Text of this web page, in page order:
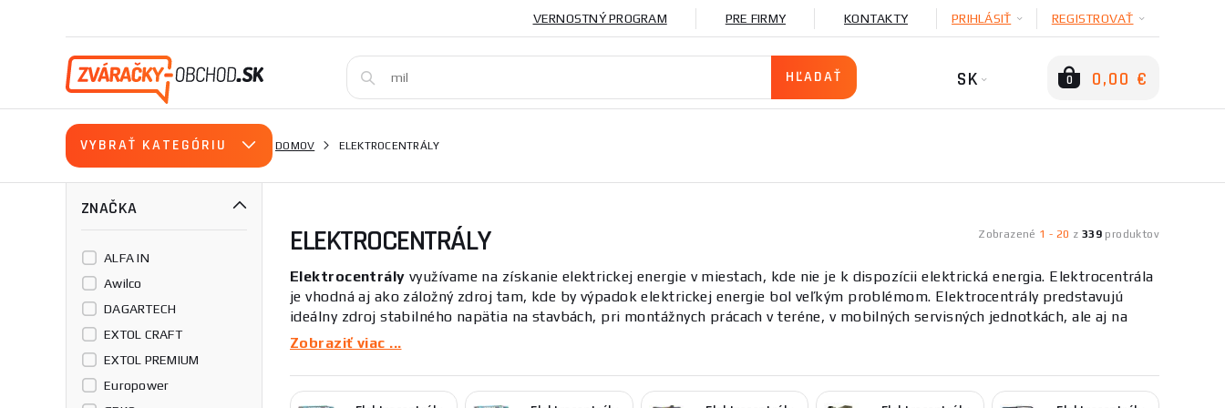
VERNOSTNÝ PROGRAM PRE FIRMY KONTAKTY PRIHLÁSIŤ REGISTROVAŤ
SK 0 0,00 €
VYBRAŤ KATEGÓRIU DOMOV ELEKTROCENTRÁLY
ZNAČKA
ALFA IN
Awilco
DAGARTECH
EXTOL CRAFT
EXTOL PREMIUM
Europower
Zobrazené 1 - 20 z 339 produktov
ELEKTROCENTRÁLY
Elektrocentrály využívame na získanie elektrickej energie v miestach, kde nie je k dispozícii elektrická energia. Elektrocentrála
je vhodná aj ako záložný zdroj tam, kde by výpadok elektrickej energie bol veľkým problémom. Elektrocentrály predstavujú
ideálny zdroj stabilného napätia na stavbách, pri montážnych prácach v teréne, v mobilných servisných jednotkách, ale aj na
rekreačné účely na chatách, záhradách a pod. Vďaka systému regulácie napätia sú vhodné pre napájanie elektrického náradia a
Elektrocentrály delíme na (230V) atrojfázové (400V) a podľa paliva na benzínovej,naftové
Zobraziť viac ...